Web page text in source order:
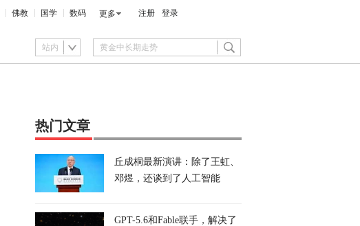
佛教 国学 数码 更多 注册 登录
站内
热门文章
丘成桐最新演讲：除了王虹、
邓煜，还谈到了人工智能
GPT-5.6和Fable联手，解决了